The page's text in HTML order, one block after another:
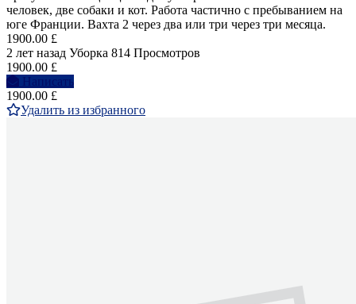
человек, две собаки и кот. Работа частично с пребыванием на
юге Франции. Вахта 2 через два или три через три месяца.
1900.00 £
2 лет назад Уборка 814 Просмотров
1900.00 £
Написать
1900.00 £
Удалить из избранного